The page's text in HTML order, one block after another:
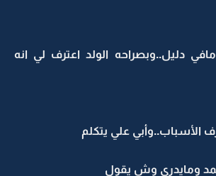
دليل..وبصراحه الولد اعترف لي انه
الأسباب..وأبي علي يتكلم
ومايدري وش يقول